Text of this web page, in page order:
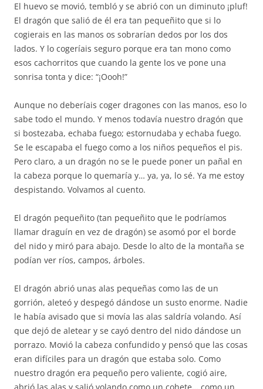
El huevo se movió, tembló y se abrió con un diminuto ¡pluf!
El dragón que salió de él era tan pequeñito que si lo
cogierais en las manos os sobrarían dedos por los dos
lados. Y lo cogeríais seguro porque era tan mono como
esos cachorritos que cuando la gente los ve pone una
sonrisa tonta y dice: “¡Oooh!”
Aunque no deberíais coger dragones con las manos, eso lo
sabe todo el mundo. Y menos todavía nuestro dragón que
si bostezaba, echaba fuego; estornudaba y echaba fuego.
Se le escapaba el fuego como a los niños pequeños el pis.
Pero claro, a un dragón no se le puede poner un pañal en
la cabeza porque lo quemaría y… ya, ya, lo sé. Ya me estoy
despistando. Volvamos al cuento.
El dragón pequeñito (tan pequeñito que le podríamos
llamar draguín en vez de dragón) se asomó por el borde
del nido y miró para abajo. Desde lo alto de la montaña se
podían ver ríos, campos, árboles.
El dragón abrió unas alas pequeñas como las de un
gorrión, aleteó y despegó dándose un susto enorme. Nadie
le había avisado que si movía las alas saldría volando. Así
que dejó de aletear y se cayó dentro del nido dándose un
porrazo. Movió la cabeza confundido y pensó que las cosas
eran difíciles para un dragón que estaba solo. Como
nuestro dragón era pequeño pero valiente, cogió aire,